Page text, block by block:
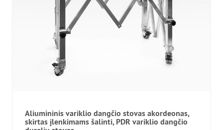
Aliumininis variklio dangčio stovas akordeonas,
skirtas įlenkimams šalinti, PDR variklio dangčio